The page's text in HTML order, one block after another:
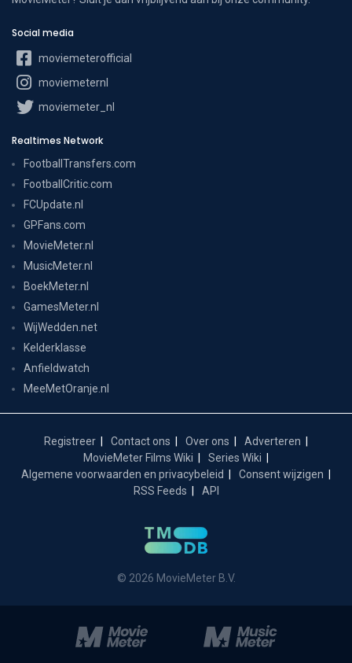
Social media
moviemeterofficial
moviemeternl
moviemeter_nl
Realtimes Network
FootballTransfers.com
FootballCritic.com
FCUpdate.nl
GPFans.com
MovieMeter.nl
MusicMeter.nl
BoekMeter.nl
GamesMeter.nl
WijWedden.net
Kelderklasse
Anfieldwatch
MeeMetOranje.nl
Registreer Contact ons Over ons
Adverteren
MovieMeter Films Wiki
Series Wiki
Algemene voorwaarden en privacybeleid
Consent wijzigen
RSS Feeds
API
© 2026 MovieMeter B.V.